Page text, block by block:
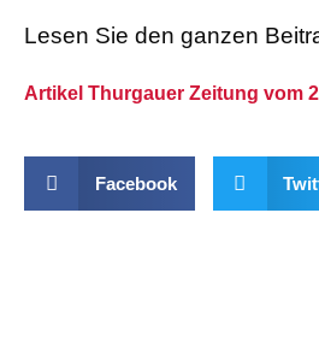
Lesen Sie den ganzen
Artikel Thurgauer Zeitung vom
Facebook